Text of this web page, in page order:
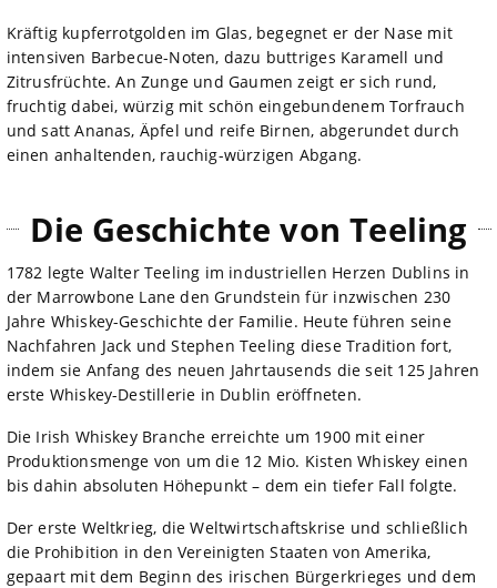
Kräftig kupferrotgolden im Glas, begegnet er der Nase mit
intensiven Barbecue-Noten, dazu buttriges Karamell und
Zitrusfrüchte. An Zunge und Gaumen zeigt er sich rund,
fruchtig dabei, würzig mit schön eingebundenem Torfrauch
und satt Ananas, Äpfel und reife Birnen, abgerundet durch
einen anhaltenden, rauchig-würzigen Abgang.
Die Geschichte von Teeling
1782 legte Walter Teeling im industriellen Herzen Dublins in
der Marrowbone Lane den Grundstein für inzwischen 230
Jahre Whiskey-Geschichte der Familie. Heute führen seine
Nachfahren Jack und Stephen Teeling diese Tradition fort,
indem sie Anfang des neuen Jahrtausends die seit 125 Jahren
erste Whiskey-Destillerie in Dublin eröffneten.
Die Irish Whiskey Branche erreichte um 1900 mit einer
Produktionsmenge von um die 12 Mio. Kisten Whiskey einen
bis dahin absoluten Höhepunkt – dem ein tiefer Fall folgte.
Der erste Weltkrieg, die Weltwirtschaftskrise und schließlich
die Prohibition in den Vereinigten Staaten von Amerika,
gepaart mit dem Beginn des irischen Bürgerkrieges und dem